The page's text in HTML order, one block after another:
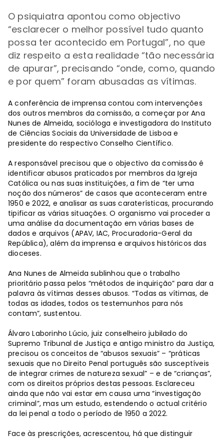
O psiquiatra apontou como objectivo
“esclarecer o melhor possível tudo quanto
possa ter acontecido em Portugal”, no que
diz respeito a esta realidade “tão necessária
de apurar”, precisando “onde, como, quando
e por quem” foram abusadas as vítimas.
A conferência de imprensa contou com intervenções
dos outros membros da comissão, a começar por Ana
Nunes de Almeida, socióloga e investigadora do Instituto
de Ciências Sociais da Universidade de Lisboa e
presidente do respectivo Conselho Científico.
A responsável precisou que o objectivo da comissão é
identificar abusos praticados por membros da Igreja
Católica ou nas suas instituições, a fim de “ter uma
noção dos números” de casos que aconteceram entre
1950 e 2022, e analisar as suas caraterísticas, procurando
tipificar as várias situações. O organismo vai proceder a
uma análise da documentação em várias bases de
dados e arquivos (APAV, IAC, Procuradoria-Geral da
República), além da imprensa e arquivos históricos das
dioceses.
Ana Nunes de Almeida sublinhou que o trabalho
prioritário passa pelos “métodos de inquirição” para dar a
palavra às vítimas desses abusos. “Todas as vítimas, de
todas as idades, todos os testemunhos para nós
contam”, sustentou.
Álvaro Laborinho Lúcio, juiz conselheiro jubilado do
Supremo Tribunal de Justiça e antigo ministro da Justiça,
precisou os conceitos de “abusos sexuais” – “práticas
sexuais que no Direito Penal português são susceptíveis
de integrar crimes de natureza sexual” – e de “crianças”,
com os direitos próprios destas pessoas. Esclareceu
ainda que não vai estar em causa uma “investigação
criminal”, mas um estudo, estendendo o actual critério
da lei penal a todo o período de 1950 a 2022.
Face às prescrições, acrescentou, há que distinguir